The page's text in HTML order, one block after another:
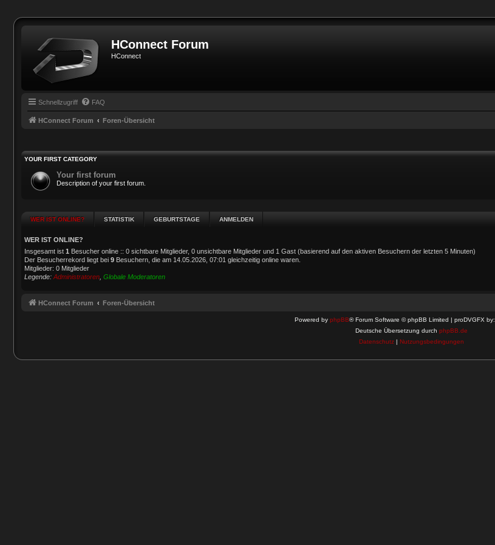
HConnect Forum
HConnect
Schnellzugriff FAQ
HConnect Forum Foren-Übersicht
YOUR FIRST CATEGORY
Your first forum
Description of your first forum.
WER IST ONLINE? STATISTIK GEBURTSTAGE ANMELDEN
WER IST ONLINE?
Insgesamt ist 1 Besucher online :: 0 sichtbare Mitglieder, 0 unsichtbare Mitglieder und 1 Gast (basierend auf den aktiven Besuchern der letzten 5 Minuten)
Der Besucherrekord liegt bei 9 Besuchern, die am 14.05.2026, 07:01 gleichzeitig online waren.
Mitglieder: 0 Mitglieder
Legende: Administratoren Globale Moderatoren
HConnect Forum Foren-Übersicht
Powered by phpBB® Forum Software © phpBB Limited | proDVGFX by:
Deutsche Übersetzung durch phpBB.de
Datenschutz| Nutzungsbedingungen